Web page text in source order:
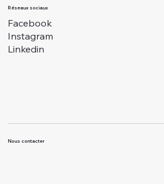
Réseaux sociaux
Facebook
Instagram
Linkedin
Nous contacter